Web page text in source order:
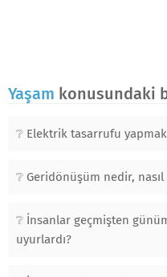
Yaşam konusundaki
Elektrik tasarrufu
Geridönüşüm nedir, nasıl
İnsanlar geçmişten
uyurlardı?